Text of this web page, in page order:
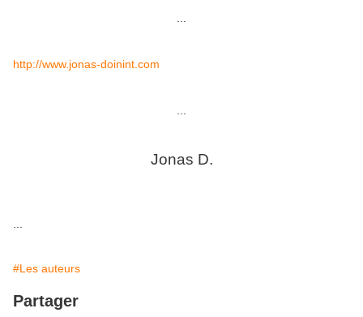
http://www.jonas-doinint.com
Jonas D.
#Les auteurs
Partager